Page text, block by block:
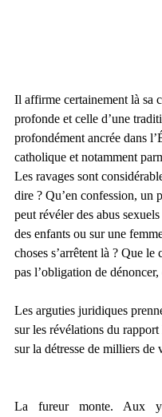
Il affirme certainement là sa
profonde et celle d’une
profondément ancrée dans
catholique et notamment
Les ravages sont
dire ? Qu’en confession, un
peut révéler des abus
des enfants ou sur une
choses s’arrêtent là ? Que le
pas l’obligation de dénoncer,
Les arguties juridiques
sur les révélations du
sur la détresse de milliers
La fureur monte. Aux